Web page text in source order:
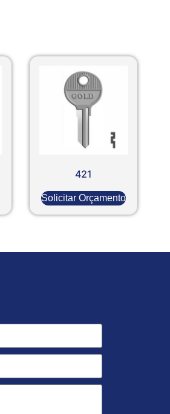
421
Solicitar Orçamento